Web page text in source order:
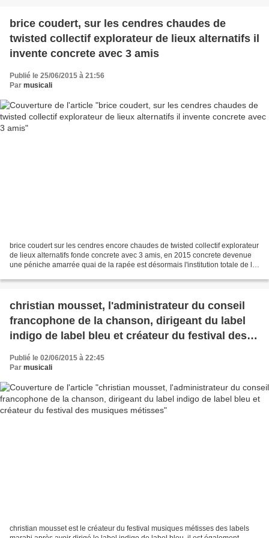
brice coudert, sur les cendres chaudes de
twisted collectif explorateur de lieux alternatifs il
invente concrete avec 3 amis
Publié le 25/06/2015 à 21:56
Par musicali
brice coudert sur les cendres encore chaudes de twisted collectif explorateur
de lieux alternatifs fonde concrete avec 3 amis, en 2015 concrete devenue
une péniche amarrée quai de la rapée est désormais l'institution totale de la
christian mousset, l'administrateur du conseil
francophone de la chanson, dirigeant du label
indigo de label bleu et créateur du festival des
musiques métisses
Publié le 02/06/2015 à 22:45
Par musicali
christian mousset est le créateur du festival musiques métisses des labels